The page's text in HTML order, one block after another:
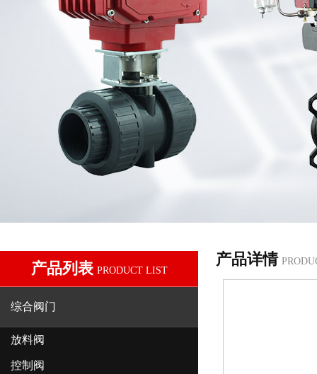
产品列表 PRODUCT LIST
综合阀门
放料阀
控制阀
产品详情